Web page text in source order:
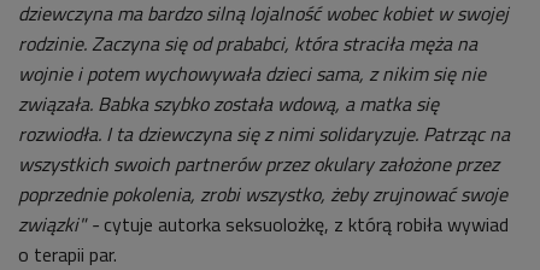
dziewczyna ma bardzo silną lojalność wobec kobiet w swojej
rodzinie. Zaczyna się od prababci, która straciła męża na
wojnie i potem wychowywała dzieci sama, z nikim się nie
związała. Babka szybko została wdową, a matka się
rozwiodła. I ta dziewczyna się z nimi solidaryzuje. Patrząc na
wszystkich swoich partnerów przez okulary założone przez
poprzednie pokolenia, zrobi wszystko, żeby zrujnować swoje
związki" - cytuje autorka seksuolożkę, z którą robiła wywiad
o terapii par.